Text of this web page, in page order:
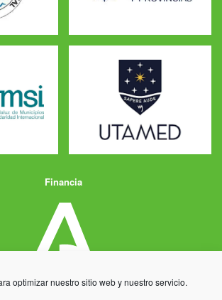
optimizar nuestro sitio web y nuestro servicio.
Financia